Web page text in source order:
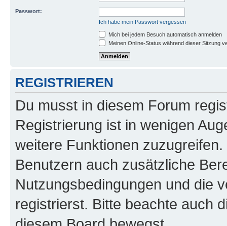
Passwort:
Ich habe mein Passwort vergessen
Mich bei jedem Besuch automatisch anmelden
Meinen Online-Status während dieser Sitzung
REGISTRIEREN
Du musst in diesem Forum
Registrierung ist in wenigen
weitere Funktionen
Benutzern auch zusätzliche
Nutzungsbedingungen und die
registrierst. Bitte beachte auch